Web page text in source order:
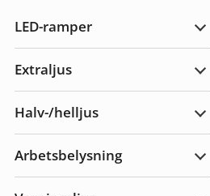
LED-ramper
Extraljus
Halv-/helljus
Arbetsbelysning